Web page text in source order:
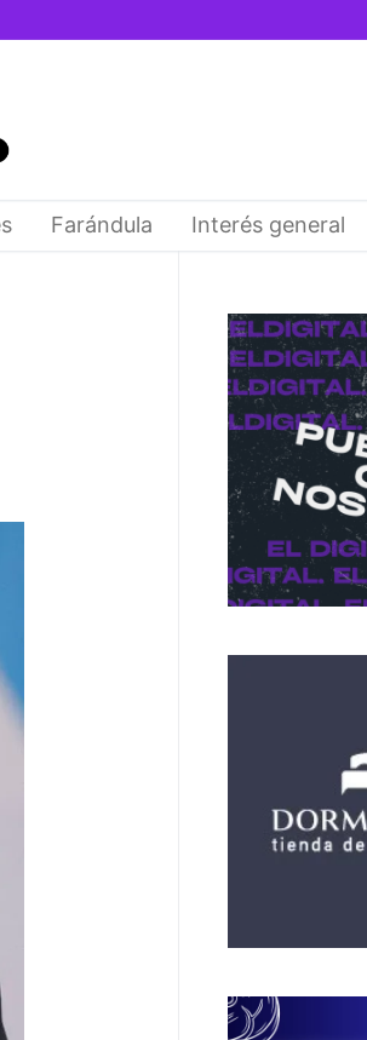
Farándula Interés general